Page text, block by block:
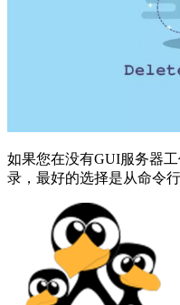
如果您在没有GUI服务器
录，最好的选择是从命令